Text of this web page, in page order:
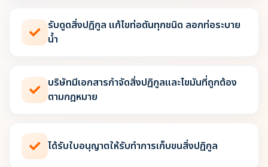
รับดูดสิ่งปฏิกูล แก้ไขท่อตันทุกชนิด ลอกท่อระบาย
น้ำ
บริษัทมีเอกสารกำจัดสิ่งปฏิกูลและไขมันที่ถูกต้อง
ตามกฎหมาย
ได้รับใบอนุญาตให้รับทำการเก็บขนสิ่งปฏิกูล